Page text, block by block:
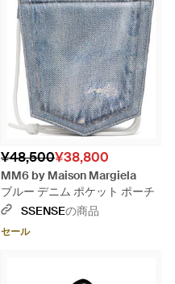
¥48,500¥38,800
MM6 by Maison Margiela
ブルー デニム ポケット ポーチ
SSENSEの商品
セール